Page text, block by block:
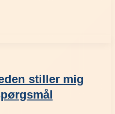
stiller mig